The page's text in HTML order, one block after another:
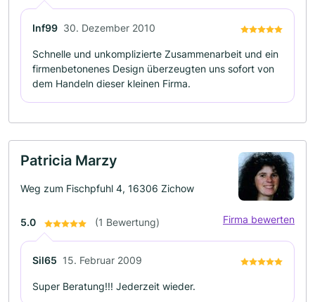
Inf99 30. Dezember 2010
Schnelle und unkomplizierte Zusammenarbeit und ein
firmenbetonenes Design überzeugten uns sofort von
dem Handeln dieser kleinen Firma.
Patricia Marzy
Weg zum Fischpfuhl 4, 16306 Zichow
5.0 (1 Bewertung) Firma bewerten
Sil65 15. Februar 2009
Super Beratung!!! Jederzeit wieder.